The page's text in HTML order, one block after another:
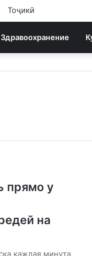
Тоҷикӣ
Здравоохранение
прямо у
на
каждая минута